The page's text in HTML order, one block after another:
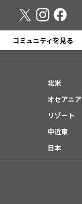
コミュニティを見る
北米
オセアニア
リゾート
中近東
日本